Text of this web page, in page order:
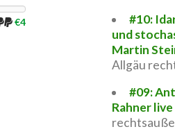
€4
#10:
und
Martin
Allgäu
#09:
Rahner live